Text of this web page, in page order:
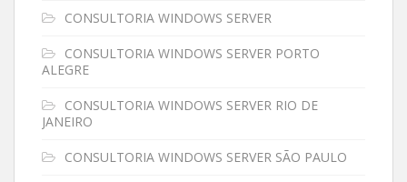
CONSULTORIA WINDOWS SERVER
CONSULTORIA WINDOWS SERVER PORTO
ALEGRE
CONSULTORIA WINDOWS SERVER RIO DE
JANEIRO
CONSULTORIA WINDOWS SERVER SÃO PAULO